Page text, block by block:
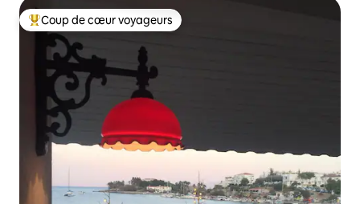
Coup de cœur voyageurs parmi les plus aimés
Coup de cœur voyageurs